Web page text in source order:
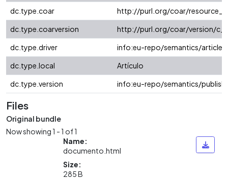
dc.type.coar
http://purl.org/coar/
dc.type.coarversion
http://purl.org/coar/version/
dc.type.driver
info:eu-repo/semantics/article
dc.type.local
Artículo
dc.type.version
info:eu-repo/semantics/
Files
Original bundle
Now showing1 - 1 of 1
Name:
documento.html
Size:
285 B